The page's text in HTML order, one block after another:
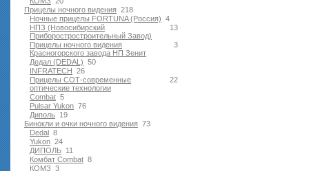
218
Прицелы ночного видения
4
Ночные прицелы FORTUNA (Россия)
13
НПЗ (Новосибирский
Приборостростроительный Завод)
3
Прицелы ночного видения
Красногорского завода НП Зенит
50
Дедал (DEDAL)
26
INFRATECH
22
Прицелы СОТ-современные
оптические технологии
5
Combat
76
Pulsar Yukon
19
Диполь
73
Бинокли и очки ночного видения
8
Dedal
24
Yukon
11
ДИПОЛЬ
8
Комбат Combat
3
КОМЗ